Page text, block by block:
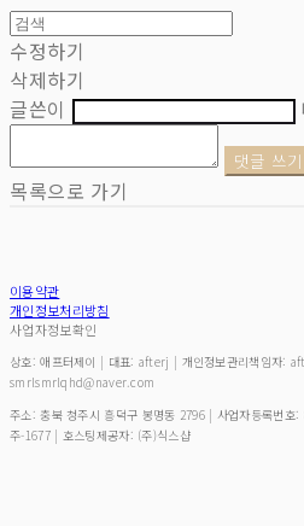
수정하기
삭제하기
글쓴이
댓글 쓰기
목록으로 가기
이용약관
개인정보처리방침
사업자정보확인
상호: 애프터제이 | 대표: afterj | 개인정보관리책임자:
smrlsmrlqhd@naver.com
주소: 충북 청주시 흥덕구 봉명동 2796 | 사업자등록번호:
주-1677| 호스팅제공자: (주)식스샵